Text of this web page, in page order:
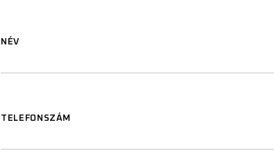
NÉV
TELEFONSZÁM